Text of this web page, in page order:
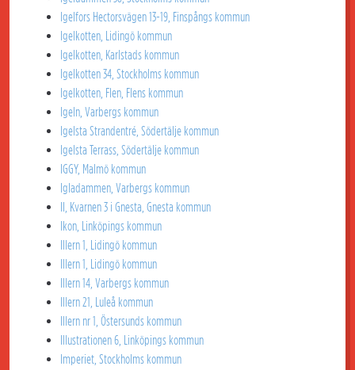
Igelfors Hectorsvägen 13-19, Finspångs kommun
Igelkotten, Lidingö kommun
Igelkotten, Karlstads kommun
Igelkotten 34, Stockholms kommun
Igelkotten, Flen, Flens kommun
Igeln, Varbergs kommun
Igelsta Strandentré, Södertälje kommun
Igelsta Terrass, Södertälje kommun
IGGY, Malmö kommun
Igladammen, Varbergs kommun
II, Kvarnen 3 i Gnesta, Gnesta kommun
Ikon, Linköpings kommun
Illern 1, Lidingö kommun
Illern 1, Lidingö kommun
Illern 14, Varbergs kommun
Illern 21, Luleå kommun
Illern nr 1, Östersunds kommun
Illustrationen 6, Linköpings kommun
Imperiet, Stockholms kommun